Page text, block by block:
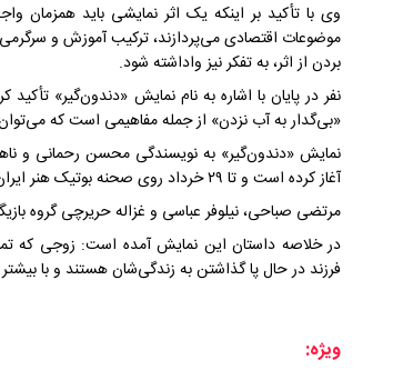
وی با تأکید بر اینکه یک اثر نمایشی باید همزمان
موضوعات اقتصادی می‌پردازند، ترکیب آموزش و
بردن از اثر، به تفکر نیز واداشته شود.
نفر در پایان با اشاره به نام نمایش «دندون‌گیر»
«بی‌گدار به آب نزدن» از جمله مفاهیمی است که
آغاز کرده است و تا ۲۹ خرداد روی صحنه بوتیک هنر ایران می‌رود.
مرتضی صباحی، نیلوفر عباسی و غزاله حریرچی گروه
در خلاصه داستان این نمایش آمده است: زوجی که
فرزند در حال پا گذاشتن به زندگی‌شان هستند و با
ویژه: